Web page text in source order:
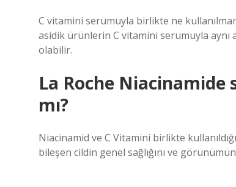
C vitamini serumuyla birlikte ne
asidik ürünlerin C vitamini serumuyla aynı
olabilir.
La Roche
mı?
Niacinamid ve C Vitamini birlikte
bileşen cildin genel sağlığını ve